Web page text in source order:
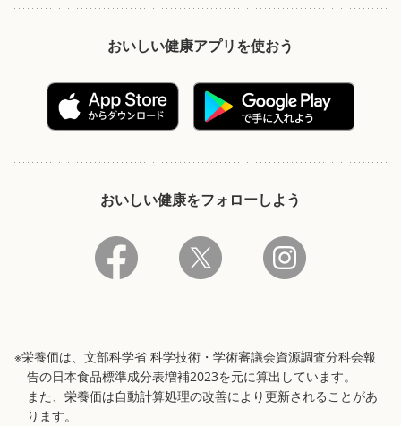
おいしい健康アプリを使おう
おいしい健康をフォローしよう
※栄養価は、文部科学省 科学技術・学術審議会資源調査分科会報
告の日本食品標準成分表増補2023を元に算出しています。
また、栄養価は自動計算処理の改善により更新されることがあ
ります。